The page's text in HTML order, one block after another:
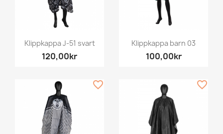
Klippkappa J-51 svart
120,00kr
Klippkappa barn 03
100,00kr
favorite_border favorite_border